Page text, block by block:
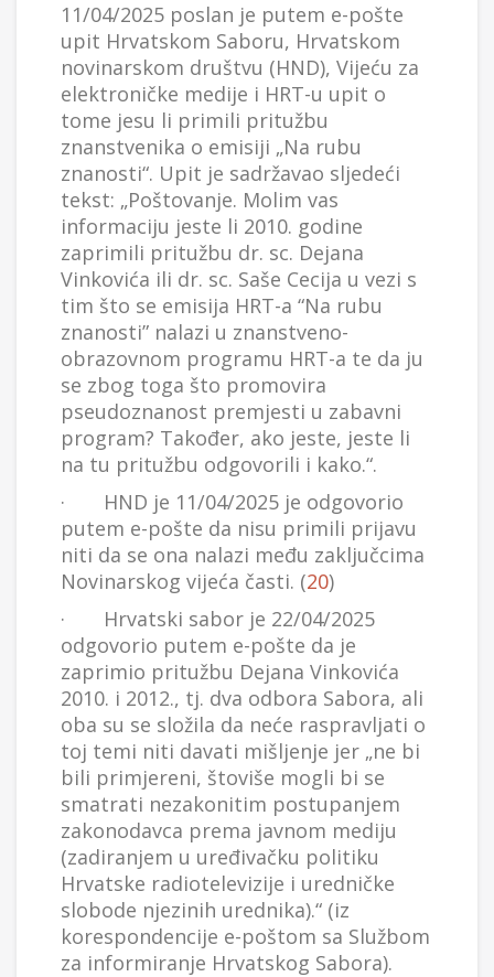
11/04/2025 poslan je putem e-pošte
upit Hrvatskom Saboru, Hrvatskom
novinarskom društvu (HND), Vijeću za
elektroničke medije i HRT-u upit o
tome jesu li primili pritužbu
znanstvenika o emisiji „Na rubu
znanosti“. Upit je sadržavao sljedeći
tekst: „Poštovanje. Molim vas
informaciju jeste li 2010. godine
zaprimili pritužbu dr. sc. Dejana
Vinkovića ili dr. sc. Saše Cecija u vezi s
tim što se emisija HRT-a “Na rubu
znanosti” nalazi u znanstveno-
obrazovnom programu HRT-a te da ju
se zbog toga što promovira
pseudoznanost premjesti u zabavni
program? Također, ako jeste, jeste li
na tu pritužbu odgovorili i kako.“.
· HND je 11/04/2025 je odgovorio
putem e-pošte da nisu primili prijavu
niti da se ona nalazi među zaključcima
Novinarskog vijeća časti. (20)
· Hrvatski sabor je 22/04/2025
odgovorio putem e-pošte da je
zaprimio pritužbu Dejana Vinkovića
2010. i 2012., tj. dva odbora Sabora, ali
oba su se složila da neće raspravljati o
toj temi niti davati mišljenje jer „ne bi
bili primjereni, štoviše mogli bi se
smatrati nezakonitim postupanjem
zakonodavca prema javnom mediju
(zadiranjem u uređivačku politiku
Hrvatske radiotelevizije i uredničke
slobode njezinih urednika).“ (iz
korespondencije e-poštom sa Službom
za informiranje Hrvatskog Sabora).